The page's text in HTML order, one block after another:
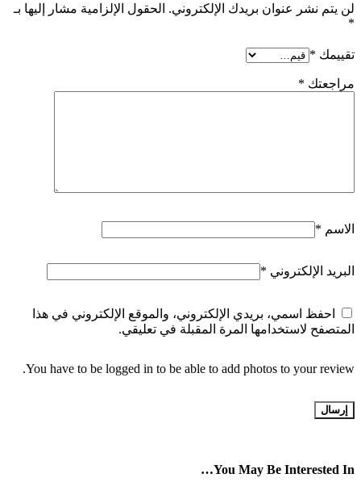
لن يتم نشر عنوان بريدك الإلكتروني. الحقول الإلزامية مشار إليها بـ
*
تقييمك *
مراجعتك *
الاسم *
البريد الإلكتروني *
احفظ اسمي، بريدي الإلكتروني، والموقع الإلكتروني في هذا
المتصفح لاستخدامها المرة المقبلة في تعليقي.
You have to be logged in to be able to add photos to your review.
You May Be Interested In…